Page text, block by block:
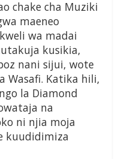
chake cha Muziki
maeneo
wa madai
kusikia,
nani sijui, wote
Wasafi. Katika hili,
la Diamond
na
ni njia moja
kuudidimiza